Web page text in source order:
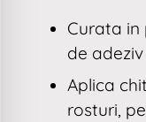
Curata in
de
Aplica
rosturi,